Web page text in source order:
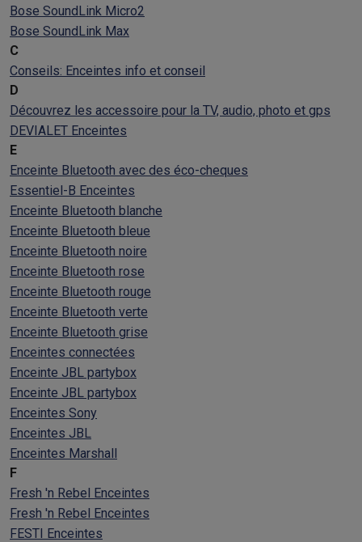
Bose SoundLink Micro2
Bose SoundLink Max
C
Conseils: Enceintes info et conseil
D
Découvrez les accessoire pour la TV, audio, photo et gps
DEVIALET Enceintes
E
Enceinte Bluetooth avec des éco-cheques
Essentiel-B Enceintes
Enceinte Bluetooth blanche
Enceinte Bluetooth bleue
Enceinte Bluetooth noire
Enceinte Bluetooth rose
Enceinte Bluetooth rouge
Enceinte Bluetooth verte
Enceinte Bluetooth grise
Enceintes connectées
Enceinte JBL partybox
Enceinte JBL partybox
Enceintes Sony
Enceintes JBL
Enceintes Marshall
F
Fresh 'n Rebel Enceintes
Fresh 'n Rebel Enceintes
FESTI Enceintes